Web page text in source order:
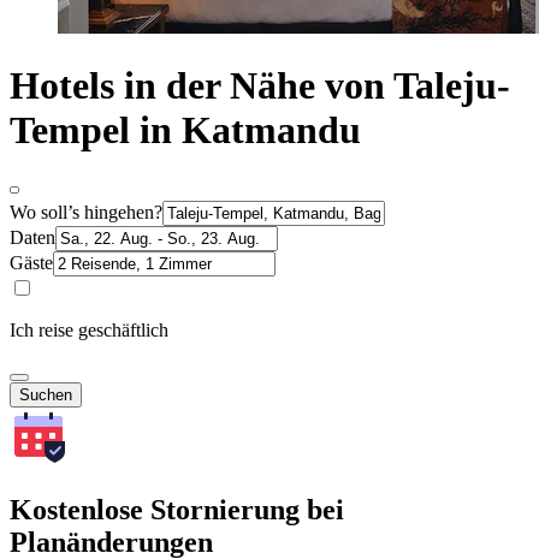
Hotels in der Nähe von Taleju-
Tempel in Katmandu
Wo soll’s hingehen?
Daten
Gäste
Ich reise geschäftlich
Suchen
Kostenlose Stornierung bei
Planänderungen